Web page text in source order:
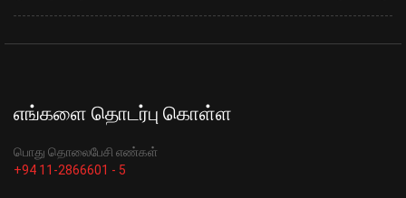
எங்களை தொடர்பு கொள்ள
பொது தொலைபேசி எண்கள்
+94 11-2866601 - 5